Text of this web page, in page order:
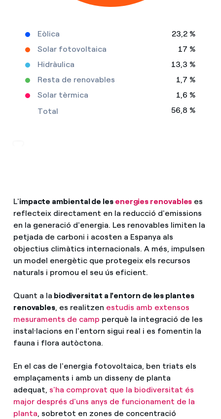
Eòlica
23,2 %
Solar fotovoltaica
17 %
Hidràulica
13,3 %
Resta de renovables
1,7 %
Solar tèrmica
1,6 %
Total
56,8 %
L'impacte ambiental de les energies renovables es
reflecteix directament en la reducció d'emissions
en la generació d'energia. Les renovables limiten la
petjada de carboni i acosten a Espanya als
objectius climàtics internacionals. A més, impulsen
un model energètic que protegeix els recursos
naturals i promou el seu ús eficient.
Quant a la biodiversitat a l'entorn de les plantes
renovables, es realitzen estudis amb extensos
mesuraments de camp perquè la integració de les
instal·lacions en l'entorn sigui real i es fomentin la
fauna i flora autòctona.
En el cas de l'energia fotovoltaica, ben triats els
emplaçaments i amb un disseny de planta
adequat, s'ha comprovat que la biodiversitat és
major després d'uns anys de funcionament de la
planta, sobretot en zones de concentració